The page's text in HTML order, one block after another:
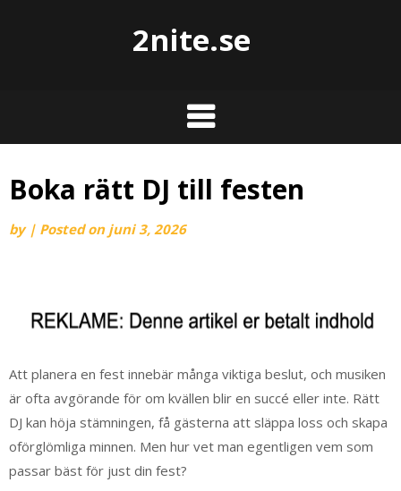
2nite.se
Boka rätt DJ till festen
by | Posted on juni 3, 2026
Att planera en fest innebär många viktiga beslut, och musiken
är ofta avgörande för om kvällen blir en succé eller inte. Rätt
DJ kan höja stämningen, få gästerna att släppa loss och skapa
oförglömliga minnen. Men hur vet man egentligen vem som
passar bäst för just din fest?